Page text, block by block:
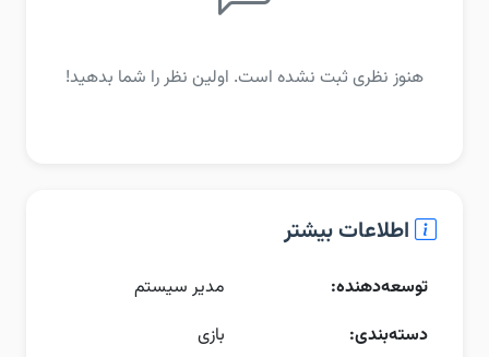
هنوز نظری ثبت نشده است. اولین نظر را شما بدهید!
اطلاعات بیشتر
توسعه‌دهنده:
مدیر سیستم
دسته‌بندی:
بازی